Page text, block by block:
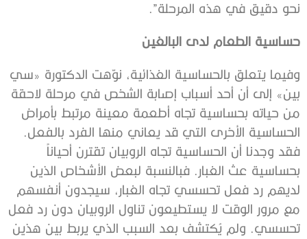
نحو دقيق في هذه المرحلة”.
حساسية الطعام لدى البالغين
وفيما يتعلق بالحساسية الغذائية، نوّهت الدكتورة «سي
بين» إلى أن أحد أسباب إصابة الشخص في مرحلة لاحقة
من حياته بحساسية تجاه أطعمة معينة مرتبط بأمراض
الحساسية الأخرى التي قد يعاني منها الفرد بالفعل.
فقد وجدنا أن الحساسية تجاه الروبيان تقترن أحياناً
بحساسية عث الغبار. فبالنسبة لبعض الأشخاص الذين
لديهم رد فعل تحسسي تجاه الغبار، سيجدون أنفسهم
مع مرور الوقت لا يستطيعون تناول الروبيان دون رد فعل
تحسسي. ولم يُكتشف بعد السبب الذي يربط بين هذين